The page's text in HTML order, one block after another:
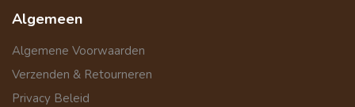
Algemeen
Algemene Voorwaarden
Verzenden & Retourneren
Privacy Beleid